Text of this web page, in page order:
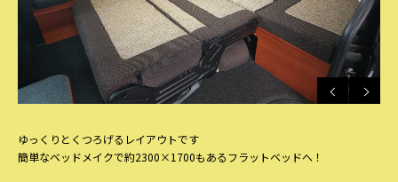
ゆっくりとくつろげるレイアウトです
簡単なベッドメイクで約2300×1700もあるフラットベッドへ！